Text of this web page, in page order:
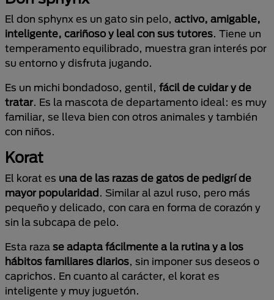
El don sphynx es un gato sin pelo, activo, amigable,
inteligente, cariñoso y leal con sus tutores. Tiene un
temperamento equilibrado, muestra gran interés por
su entorno y disfruta jugando.
Es un michi bondadoso, gentil, fácil de cuidar y de
tratar. Es la mascota de departamento ideal: es muy
familiar, se lleva bien con otros animales y también
con niños.
Korat
El korat es una de las razas de gatos de pedigrí de
mayor popularidad. Similar al azul ruso, pero más
pequeño y delicado, con cara en forma de corazón y
sin la subcapa de pelo.
Esta raza se adapta fácilmente a la rutina y a los
hábitos familiares diarios, sin imponer sus deseos o
caprichos. En cuanto al carácter, el korat es
inteligente y muy juguetón.